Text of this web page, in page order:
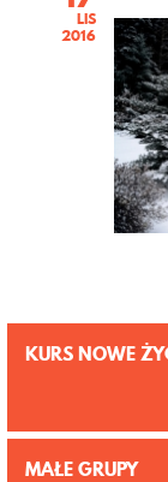
LIS
2016
KURS NOWE
MAŁE GRUPY